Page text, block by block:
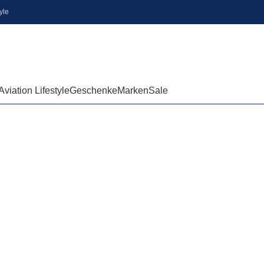
LifestyleGeschenkeMarkenSale